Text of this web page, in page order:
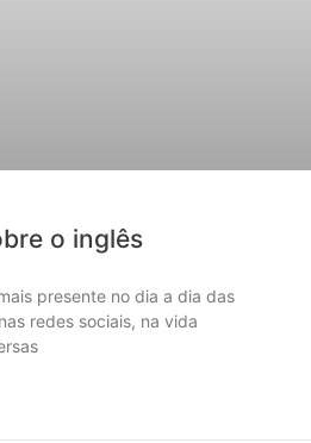
o inglês
presente no dia a dia das
redes sociais, na vida